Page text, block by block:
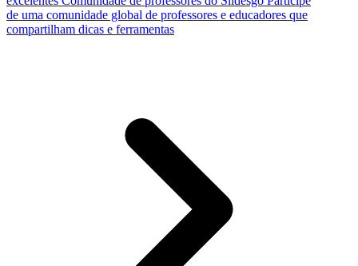
de uma comunidade global de professores e educadores que
compartilham dicas e ferramentas